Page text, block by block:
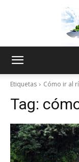
Etiquetas Cómo ir al
Tag: